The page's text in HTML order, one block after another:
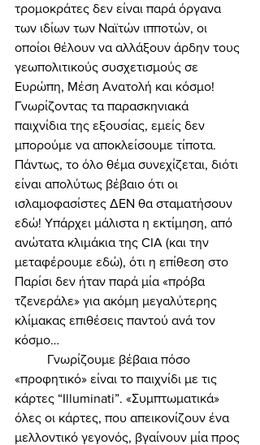
τρομοκράτες δεν είναι παρά όργανα
των ιδίων των Ναϊτών ιπποτών, οι
οποίοι θέλουν να αλλάξουν άρδην τους
γεωπολιτικούς συσχετισμούς σε
Ευρώπη, Μέση Ανατολή και κόσμο!
Γνωρίζοντας τα παρασκηνιακά
παιχνίδια της εξουσίας, εμείς δεν
μπορούμε να αποκλείσουμε τίποτα.
Πάντως, το όλο θέμα συνεχίζεται, διότι
είναι απολύτως βέβαιο ότι οι
ισλαμοφασίστες ΔΕΝ θα σταματήσουν
εδώ! Υπάρχει μάλιστα η εκτίμηση, από
ανώτατα κλιμάκια της CIA (και την
μεταφέρουμε εδώ), ότι η επίθεση στο
Παρίσι δεν ήταν παρά μία «πρόβα
τζενεράλε» για ακόμη μεγαλύτερης
κλίμακας επιθέσεις παντού ανά τον
κόσμο…
«προφητικό» είναι το παιχνίδι με τις
κάρτες “Illuminati”. «Συμπτωματικά»
όλες οι κάρτες, που απεικονίζουν ένα
μελλοντικό γεγονός, βγαίνουν μία προς